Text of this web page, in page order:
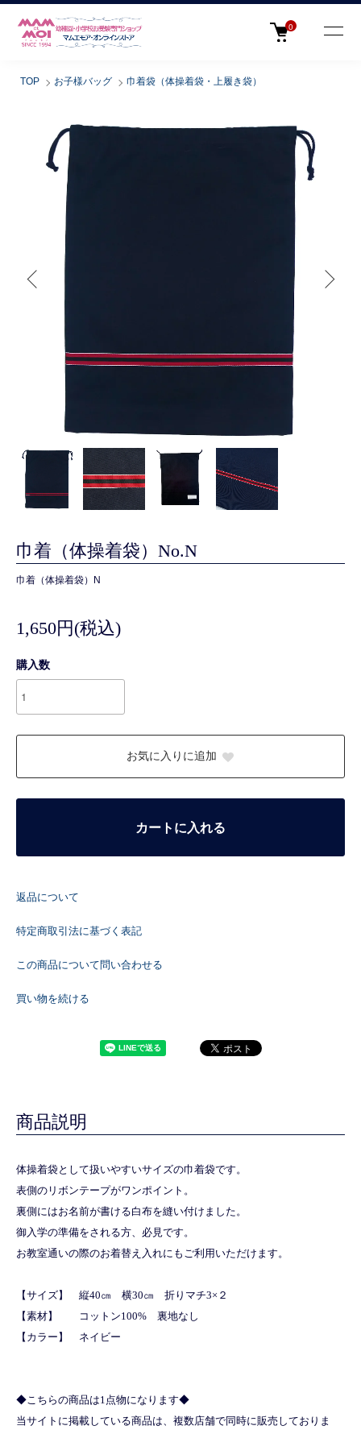
0
TOP お子様バッグ 巾着袋（体操着袋・上履き袋）
巾着（体操着袋）No.N
巾着（体操着袋）N
1,650円(税込)
購入数
お気に入りに追加
カートに入れる
返品について
特定商取引法に基づく表記
この商品について問い合わせる
買い物を続ける
商品説明
体操着袋として扱いやすいサイズの巾着袋です。
表側のリボンテープがワンポイント。
裏側にはお名前が書ける白布を縫い付けました。
御入学の準備をされる方、必見です。
お教室通いの際のお着替え入れにもご利用いただけます。
【サイズ】 縦40㎝ 横30㎝ 折りマチ3×２
【素材】 コットン100% 裏地なし
【カラー】 ネイビー
◆こちらの商品は1点物になります◆
当サイトに掲載している商品は、複数店舗で同時に販売しておりま